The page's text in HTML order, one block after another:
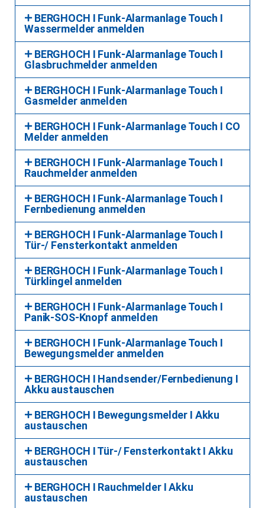
BERGHOCH I Funk-Alarmanlage Touch I
Wassermelder anmelden
BERGHOCH I Funk-Alarmanlage Touch I
Glasbruchmelder anmelden
BERGHOCH I Funk-Alarmanlage Touch I
Gasmelder anmelden
BERGHOCH I Funk-Alarmanlage Touch I CO
Melder anmelden
BERGHOCH I Funk-Alarmanlage Touch I
Rauchmelder anmelden
BERGHOCH I Funk-Alarmanlage Touch I
Fernbedienung anmelden
BERGHOCH I Funk-Alarmanlage Touch I
Tür-/ Fensterkontakt anmelden
BERGHOCH I Funk-Alarmanlage Touch I
Türklingel anmelden
BERGHOCH I Funk-Alarmanlage Touch I
Panik-SOS-Knopf anmelden
BERGHOCH I Funk-Alarmanlage Touch I
Bewegungsmelder anmelden
BERGHOCH I Handsender/Fernbedienung I
Akku austauschen
BERGHOCH I Bewegungsmelder I Akku
austauschen
BERGHOCH I Tür-/ Fensterkontakt I Akku
austauschen
BERGHOCH I Rauchmelder I Akku
austauschen